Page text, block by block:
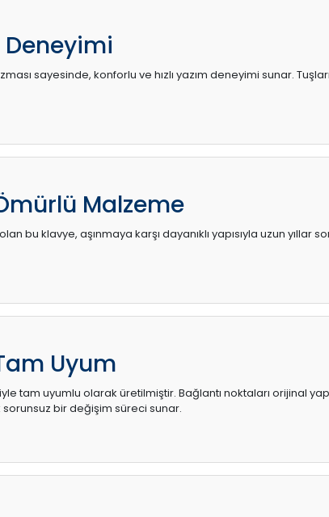
sayesinde, konforlu ve hızlı yazım deneyimi sunar.
Malzeme
bu klavye, aşınmaya karşı dayanıklı yapısıyla uzun yıllar
Uyum
tam uyumlu olarak üretilmiştir. Bağlantı noktaları orijinal
bir değişim süreci sunar.